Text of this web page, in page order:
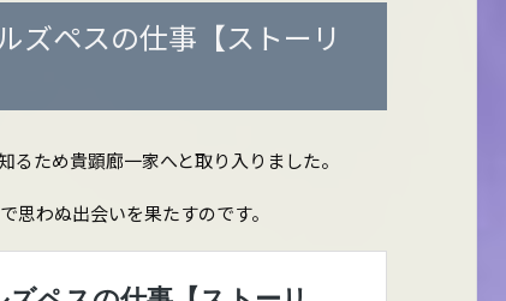
ズペスの仕事【ストーリ
ため貴顕廊一家へと取り入りました。
思わぬ出会いを果たすのです。